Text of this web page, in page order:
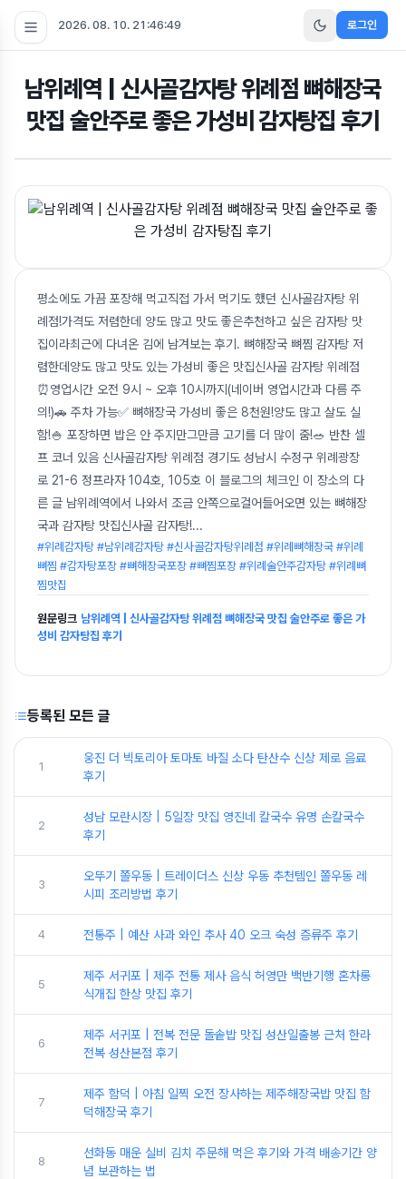
2026. 08. 10. 21:46:50 로그인
남위례역 | 신사골감자탕 위례점 뼈해장국
맛집 술안주로 좋은 가성비 감자탕집 후기
평소에도 가끔 포장해 먹고직접 가서 먹기도 했던 신사골감자탕 위
례점!가격도 저렴한데 양도 많고 맛도 좋은추천하고 싶은 감자탕 맛
집이라최근에 다녀온 김에 남겨보는 후기. 뼈해장국 뼈찜 감자탕 저
렴한데양도 많고 맛도 있는 가성비 좋은 맛집신사골 감자탕 위례점
⏰영업시간 오전 9시 ~ 오후 10시까지(네이버 영업시간과 다름 주
의!)🚗 주차 가능✅ 뼈해장국 가성비 좋은 8천원!양도 많고 살도 실
함!🍚 포장하면 밥은 안 주지만그만큼 고기를 더 많이 줌!🥗 반찬 셀
프 코너 있음 신사골감자탕 위례점 경기도 성남시 수정구 위례광장
로 21-6 정프라자 104호, 105호 이 블로그의 체크인 이 장소의 다
른 글 남위례역에서 나와서 조금 안쪽으로걸어들어오면 있는 뼈해장
국과 감자탕 맛집신사골 감자탕!...
#위례감자탕 #남위례감자탕 #신사골감자탕위례점 #위례뼈해장국 #위례
뼈찜 #감자탕포장 #뼈해장국포장 #뼈찜포장 #위례술안주감자탕 #위례뼈
찜맛집
원문링크 남위례역 | 신사골감자탕 위례점 뼈해장국 맛집 술안주로 좋은 가
성비 감자탕집 후기
등록된 모든 글
1
웅진 더 빅토리아 토마토 바질 소다 탄산수 신상 제로 음료
후기
2
성남 모란시장 | 5일장 맛집 영진네 칼국수 유명 손칼국수
후기
3
오뚜기 쫄우동 | 트레이더스 신상 우동 추천템인 쫄우동 레
시피 조리방법 후기
4 전통주 | 예산 사과 와인 추사 40 오크 숙성 증류주 후기
5
제주 서귀포 | 제주 전통 제사 음식 허영만 백반기행 혼차롱
식개집 한상 맛집 후기
6
제주 서귀포 | 전복 전문 돌솥밥 맛집 성산일출봉 근처 한라
전복 성산본점 후기
7
제주 함덕 | 아침 일찍 오전 장사하는 제주해장국밥 맛집 함
덕해장국 후기
8
선화동 매운 실비 김치 주문해 먹은 후기와 가격 배송기간 양
념 보관하는 법